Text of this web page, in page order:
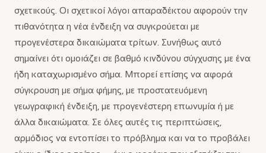
σχετικούς. Οι σχετικοί λόγοι απαραδέκτου αφορούν την
πιθανότητα η νέα ένδειξη να συγκρούεται με
προγενέστερα δικαιώματα τρίτων. Συνήθως αυτό
σημαίνει ότι ομοιάζει σε βαθμό κινδύνου σύγχυσης με ένα
ήδη καταχωρισμένο σήμα. Μπορεί επίσης να αφορά
σύγκρουση με σήμα φήμης, με προστατευόμενη
γεωγραφική ένδειξη, με προγενέστερη επωνυμία ή με
άλλα δικαιώματα. Σε όλες αυτές τις περιπτώσεις,
αρμόδιος να εντοπίσει το πρόβλημα και να το προβάλει